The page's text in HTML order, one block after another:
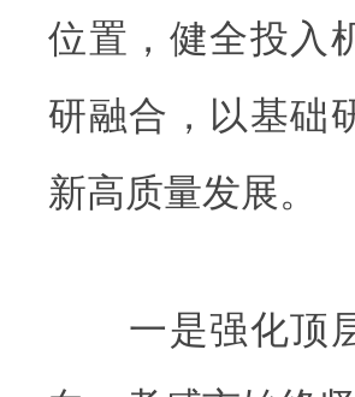
位置，健全投入
研融合，以基础
新高质量发展。
一是强化顶层